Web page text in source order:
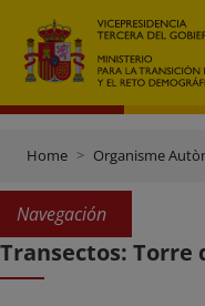
Home Organisme
Navegación
Transectos: Torre